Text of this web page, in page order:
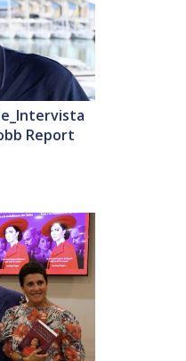
Report